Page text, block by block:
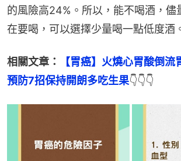
的風險高24%。所以，能不喝酒，儘
在要喝，可以選擇少量喝一點低度酒
相關文章：
【胃癌】火燒心胃酸倒
預防7招保持開朗多吃生果👇👇👇